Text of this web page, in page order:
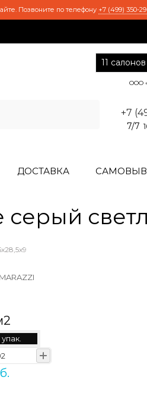
Позвоните по телефону +7 (499) 350-
11
ООО
+7
7/7
ДОСТАВКА
серый
упак.